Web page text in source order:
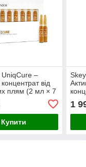
–
від
плям (2 мл × 7
Купити
1